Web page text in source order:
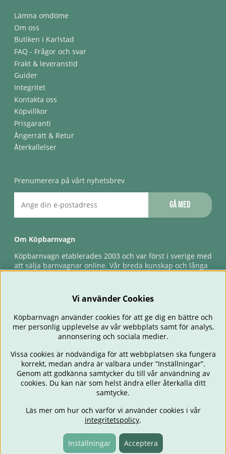
Lämna omdöme
Om oss
Butiken i Karlstad
FAQ - Frågor och svar
Frakt & leveranstid
Guider
Integritet
Kontakta oss
Köpvillkor
Prisgaranti
Ångerrätt & Retur
Återkallelser
Prenumerera på vårt nyhetsbrev
Gå med
Om Köpbarnvagn
Köpbarnvagn etablerades 2003 och var först i sverige med
att sälja barnvagnar online. Vår breda kunskap och långa
förlossningsgaranti & förlängd ångerrätt.
BARNVAGNAR BILSTOLAR BABY ÄTA & MATA
RESA
OUTLET
PRESENTTIPS
Vi använder Cookies
Köpbarnvagn använder cookies för att ge dig en bättre och
mer personlig upplevelse av vår webbplats samt för analys,
annonsering och sociala medier.
Vissa cookies är nödvändiga för att webbplatsen ska fungera
korrekt, medan andra är valbara under ”Inställningar”.
Genom att godkänna samtycker du till vår användning av
cookies. Du kan när som helst ändra eller återkalla ditt
samtycke.
Läs mer om hur och varför vi använder cookies i vår
integritetspolicy.
Inställningar Acceptera